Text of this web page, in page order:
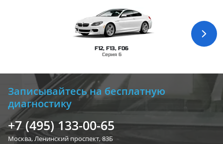
F12, F13, F06
Серия 6
Записывайтесь на бесплатную
диагностику
+7 (495) 133-00-65
Москва, Ленинскийпроспект, 83Б